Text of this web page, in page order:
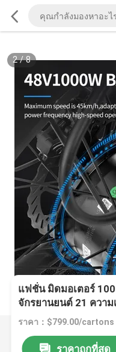
2/8
แฟชั่น มิดมอเตอร์
จักรยานยนต์ 21 ความ
ราคาถูกที่สุด